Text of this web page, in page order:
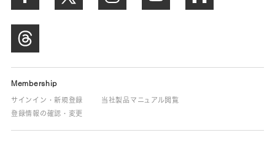
Membership
サインイン・新規登録
当社製品マニュアル閲覧
登録情報の確認・変更